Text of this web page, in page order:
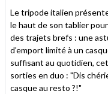
Le tripode italien
le haut de son tablier
des trajets brefs : une
d'emport limité à un
suffisant au quotidien,
sorties en duo : "Dis
casque au resto ?!"